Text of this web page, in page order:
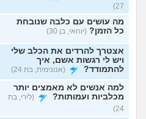
27)
מה עושים עם כלבה שנובחת
כל הזמן? (יוחאי, בן 30)
אצטרך להרדים את הכלב שלי
ויש לי רגשות אשם, איך
להתמודד?
(אנונימית, בת 24)
למה אנשים לא מאמצים יותר
מכלביות ועמותות?
(לירי, בת
24)